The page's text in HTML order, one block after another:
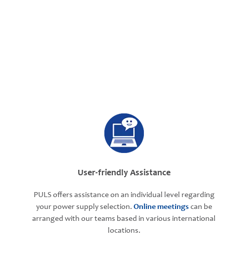
User-friendly Assistance
PULS offers assistance on an individual level regarding
your power supply selection. Online meetings can be
arranged with our teams based in various international
locations.